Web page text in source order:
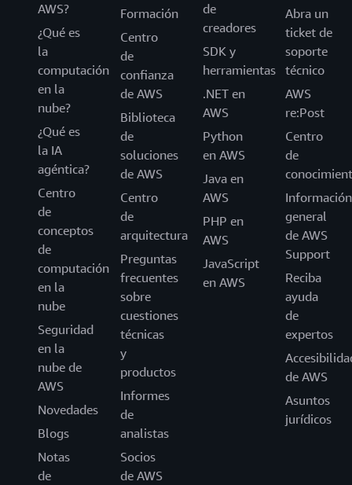
AWS?
¿Qué es
la
computación
en la
nube?
¿Qué es
la IA
agéntica?
Centro
de
conceptos
de
computación
en la
nube
Seguridad
en la
nube de
AWS
Novedades
Blogs
Notas
de
Formación
Centro
de
confianza
de AWS
Biblioteca
de
soluciones
de AWS
Centro
de
arquitectura
Preguntas
frecuentes
sobre
cuestiones
técnicas
y
productos
Informes
de
analistas
Socios
de AWS
de
creadores
SDK y
herramientas
.NET en
AWS
Python
en AWS
Java en
AWS
PHP en
AWS
JavaScript
en AWS
Abra un
ticket de
soporte
técnico
AWS
re:Post
Centro
de
Información
general
de AWS
Support
Reciba
ayuda
de
expertos
de AWS
Asuntos
jurídicos